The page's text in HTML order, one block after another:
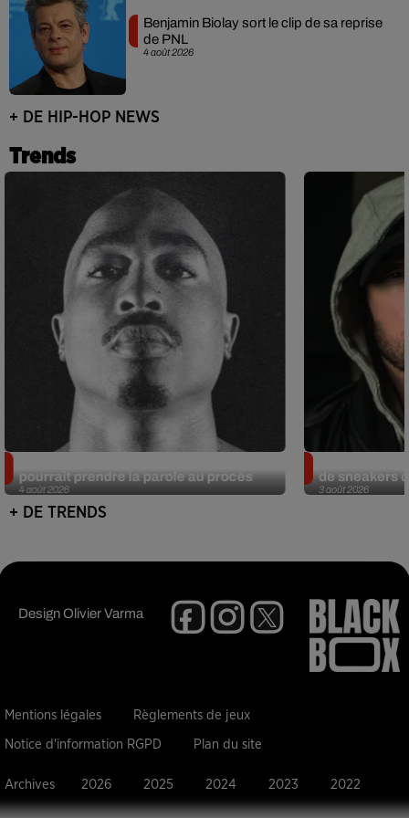
4 août 2026
Benjamin Biolay sort le clip de sa reprise
de PNL
+ DE HIP-HOP NEWS
Trends
4 août 2026
pourrait prendre la parole au procès
3 août 2026
de sneakers
+ DE TRENDS
DesignOlivier Varma
Mentions légales Règlements de jeux
Notice d'information RGPD Plan du site
Archives 2026 2025 2024 2023 2022